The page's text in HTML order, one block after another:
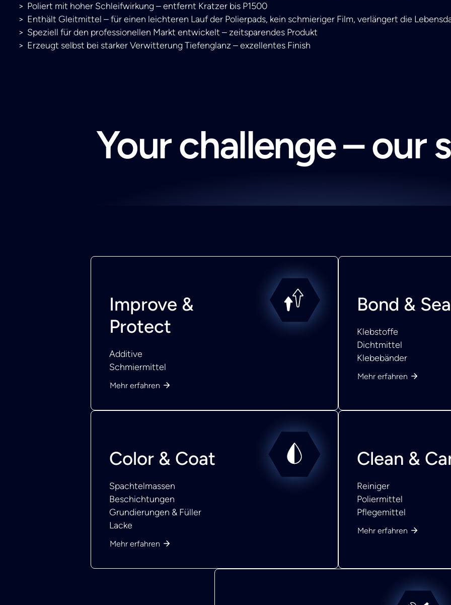
Poliert mit hoher Schleifwirkung – entfernt Kratzer bis P1500
Enthält Gleitmittel – für einen leichteren Lauf der Polierpads, kein schmieriger Film, verlängert die
Speziell für den professionellen Markt entwickelt – zeitsparendes Produkt
Erzeugt selbst bei starker Verwitterung Tiefenglanz – exzellentes Finish
Your challenge – our
Improve &
Protect
Additive
Schmiermittel
Mehr erfahren
Bond &
Klebstoffe
Dichtmittel
Klebebänder
Mehr erfahren
Color & Coat
Spachtelmassen
Beschichtungen
Grundierungen & Füller
Lacke
Mehr erfahren
Clean &
Reiniger
Poliermittel
Pflegemittel
Mehr erfahren